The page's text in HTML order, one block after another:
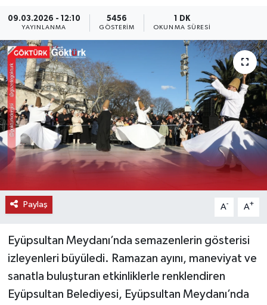
09.03.2026 - 12:10
YAYINLANMA
5456
GÖSTERIM
1 DK
OKUNMA SÜRESI
Paylaş A- A+
Eyüpsultan Meydanı’nda semazenlerin gösterisi
izleyenleri büyüledi. Ramazan ayını, maneviyat ve
sanatla buluşturan etkinliklerle renklendiren
Eyüpsultan Belediyesi, Eyüpsultan Meydanı’nda
KEMERBURGAZ
KÜLTÜR - SANAT
MAGAZİN
ÖZEL HABER
SAĞLIK
SPOR
TİCARET